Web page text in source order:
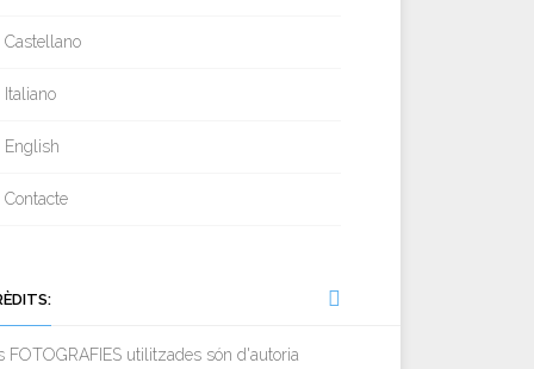
Castellano
Italiano
English
Contacte
FOTOGRAFIES utilitzades són d'autoria